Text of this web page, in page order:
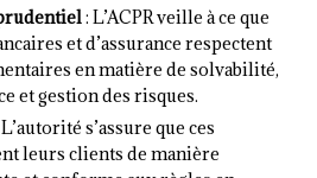
: L’ACPR veille à ce que
et d’assurance respectent
en matière de solvabilité,
et gestion des risques.
s’assure que ces
leurs clients de manière